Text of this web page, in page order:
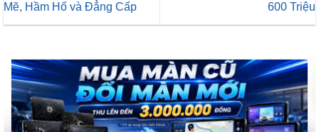
Mẽ, Hầm Hố và Đẳng Cấp
600 Triệu